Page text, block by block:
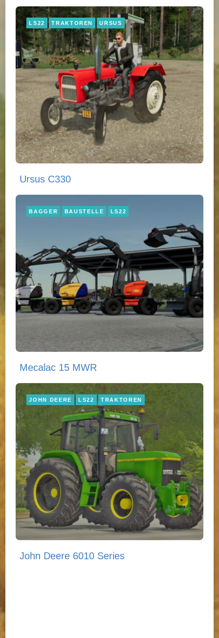
LS22 TRAKTOREN URSUS
Ursus C330
BAGGER BAUSTELLE LS22
Mecalac 15 MWR
JOHN DEERE LS22 TRAKTOREN
John Deere 6010 Series